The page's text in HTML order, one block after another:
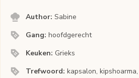
Author:Sabine
Gang:hoofdgerecht
Keuken: Grieks
Trefwoord:kapsalon,